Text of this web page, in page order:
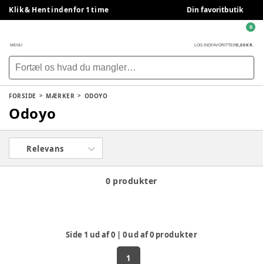
Klik & Hent indenfor 1 time Din favoritbutik
MENU LOG INDFAVORITTER0,00 KR.
0
FORSIDE MÆRKER ODOYO
Odoyo
Relevans
0 produkter
Side 1 ud af0 | 0ud af0 produkter
1